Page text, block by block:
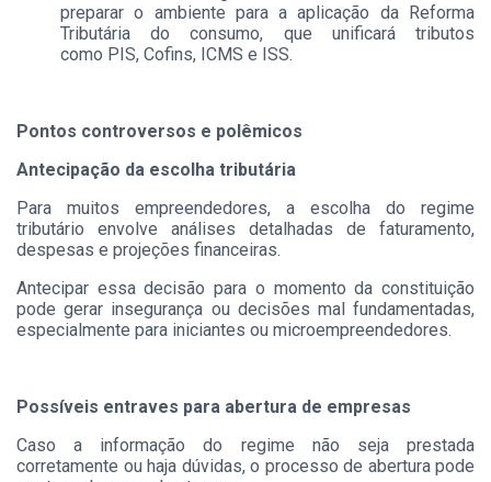
preparar o ambiente para a aplicação da Reforma
Tributária do consumo, que unificará tributos
como PIS, Cofins, ICMS e ISS.
Pontos controversos e polêmicos
Antecipação da escolha tributária
Para muitos empreendedores, a escolha do regime
tributário envolve análises detalhadas de faturamento,
despesas e projeções financeiras.
Antecipar essa decisão para o momento da constituição
pode gerar insegurança ou decisões mal fundamentadas,
especialmente para iniciantes ou microempreendedores.
Possíveis entraves para abertura de empresas
Caso a informação do regime não seja prestada
corretamente ou haja dúvidas, o processo de abertura pode